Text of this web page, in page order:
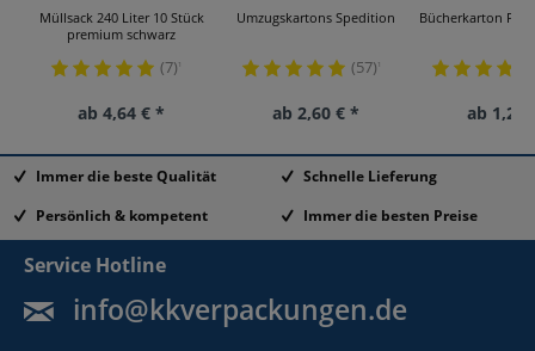
Müllsack 240 Liter 10 Stück
premium schwarz
(7)¹
ab 4,64 € *
Umzugskartons Spedition
(57)¹
ab 2,60 € *
Bücherkarton
ab 1,21
Immer die beste Qualität
Schnelle Lieferung
Persönlich & kompetent
Immer die besten Preise
Service Hotline
info@kkverpackungen.de